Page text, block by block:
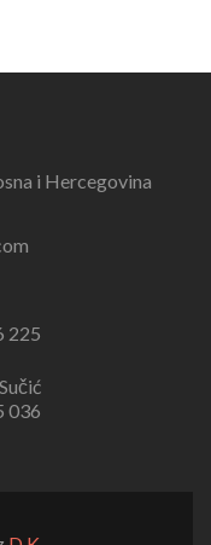
i Hercegovina
225
036